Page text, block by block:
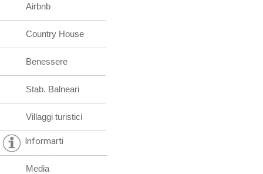
Airbnb
Country House
Benessere
Stab. Balneari
Villaggi turistici
Informarti
Media